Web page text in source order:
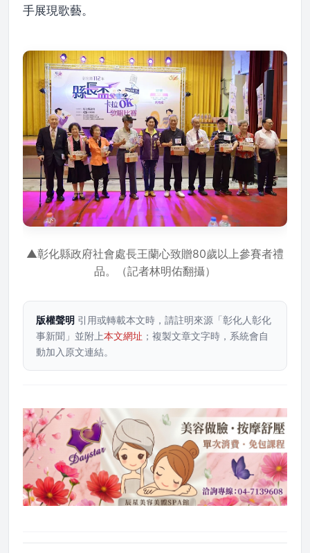
手展現歌藝。
▲彰化縣政府社會處長王蘭心致贈80歲以上參賽者禮
品。（記者林明佑翻攝）
版權聲明 引用或轉載本文時，請註明來源「彰化人彰化
事新聞」並附上本文網址 ；複製文章文字時，系統會自
動加入原文連結。